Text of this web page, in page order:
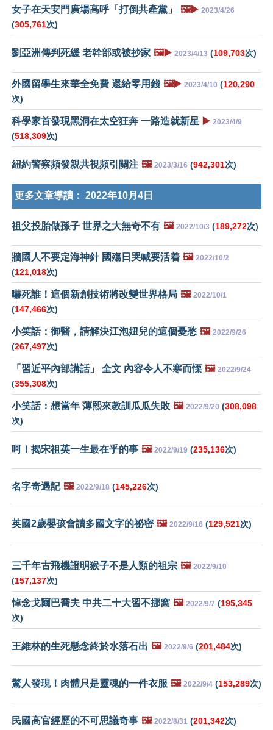
女子在天安門廣場高呼「打倒共產黨」 🖼️▶️ 2023/4/26
(305,761次)
劉亞洲傳判死緩 老幹部或被抄家 🖼️▶️ 2023/4/13 (109,703次)
外國留學生來華全免費 還給零用錢 🖼️▶️ 2023/4/10 (120,290
次)
科學家首發現黑洞在太空狂奔 一路造就新星 ▶️ 2023/4/9
(518,309次)
紐約警察頻發親共視頻引關注 🖼️ 2023/3/16 (942,301次)
更多文章導讀： 2022年10月4日
祖父投胎做孫子 世界之大無奇不有 🖼️ 2022/10/3 (189,272次)
牆國人不要定海神針 國殤日哭喊要活着 🖼️ 2022/10/2
(121,018次)
嚇死誰！這個新創技術將改變世界格局 🖼️ 2022/10/1
(147,466次)
小笑話：御醫，請解決江泡妞兒的這個憂愁 🖼️ 2022/9/26
(267,497次)
「習近平內部講話」 全文 內容令人不寒而慄 🖼️ 2022/9/24
(355,308次)
小笑話：想當年 薄熙來教訓瓜瓜失敗 🖼️ 2022/9/20 (308,098
次)
呵！揭宋祖英一生最在乎的事 🖼️ 2022/9/19 (235,136次)
名字奇遇記 🖼️ 2022/9/18 (145,226次)
英國2歲嬰孩會讀多國文字的祕密 🖼️ 2022/9/16 (129,521次)
三千年古飛機證明猴子不是人類的祖宗 🖼️ 2022/9/10
(157,137次)
悼念戈爾巴喬夫 中共二十大習不挪窩 🖼️ 2022/9/7 (195,345
次)
王維林的生死懸念終於水落石出 🖼️ 2022/9/6 (201,484次)
驚人發現！肉體只是靈魂的一件衣服 🖼️ 2022/9/4 (153,289次)
民國高官經歷的不可思議奇事 🖼️ 2022/8/31 (201,342次)